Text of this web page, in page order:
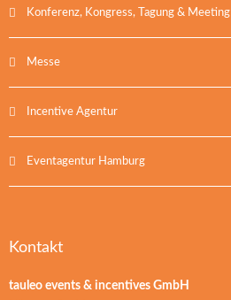
Konferenz, Kongress, Tagung & Meeting
Messe
Incentive Agentur
Eventagentur Hamburg
Kontakt
tauleo events & incentives GmbH